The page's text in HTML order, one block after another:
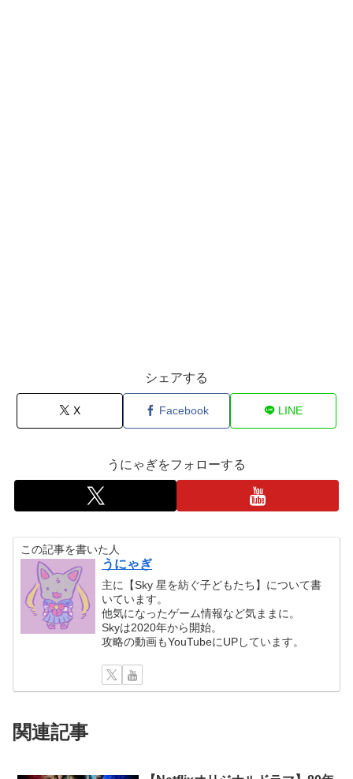
シェアする
X Facebook LINE
うにゃぎをフォローする
この記事を書いた人
うにゃぎ
主に【Sky 星を紡ぐ子どもたち】について書
いています。
他気になったゲーム情報など気ままに。
Skyは2020年から開始。
攻略の動画もYouTubeにUPしています。
関連記事